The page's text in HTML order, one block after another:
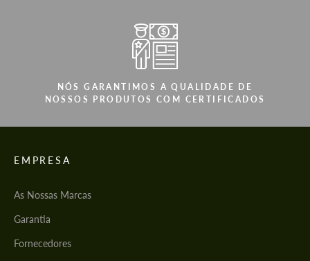
NÓS GARANTIMOS A QUALIDADE DE
NOSSOS PRODUTOS COM CERTIFICADOS
EMPRESA
As Nossas Marcas
Garantia
Fornecedores